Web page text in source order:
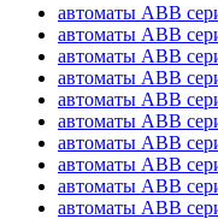
автоматы ABB
автоматы ABB
автоматы ABB
автоматы ABB
автоматы ABB
автоматы ABB
автоматы ABB
автоматы ABB
автоматы ABB
автоматы ABB